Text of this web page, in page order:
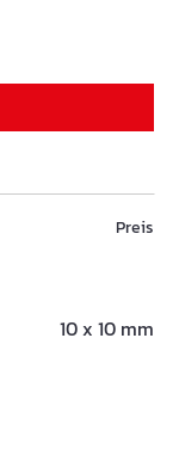
Preis
10 x 10 mm